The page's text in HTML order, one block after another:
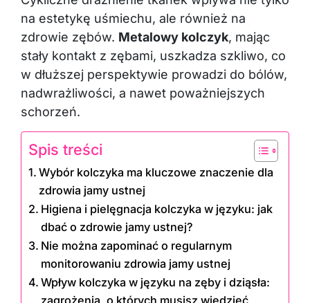
na estetykę uśmiechu, ale również na
zdrowie zębów.
Metalowy kolczyk
, mając
stały kontakt z zębami, uszkadza szkliwo, co
w dłuższej perspektywie prowadzi do bólów,
nadwrażliwości, a nawet poważniejszych
schorzeń.
Spis treści
Wybór kolczyka ma kluczowe znaczenie dla
zdrowia jamy ustnej
Higiena i pielęgnacja kolczyka w języku: jak
dbać o zdrowie jamy ustnej?
Nie można zapominać o regularnym
monitorowaniu zdrowia jamy ustnej
Wpływ kolczyka w języku na zęby i dziąsła:
zagrożenia, o których musisz wiedzieć